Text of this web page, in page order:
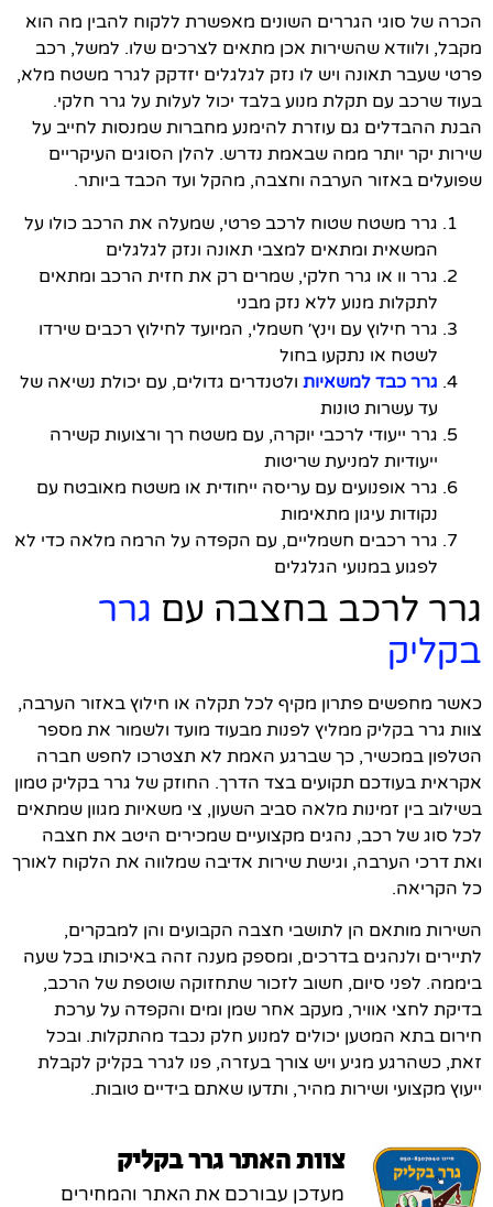
הכרה של סוגי הגררים השונים מאפשרת ללקוח להבין מה הוא
מקבל, ולוודא שהשירות אכן מתאים לצרכים שלו. למשל, רכב
פרטי שעבר תאונה ויש לו נזק לגלגלים יזדקק לגרר משטח מלא,
בעוד שרכב עם תקלת מנוע בלבד יכול לעלות על גרר חלקי.
הבנת ההבדלים גם עוזרת להימנע מחברות שמנסות לחייב על
שירות יקר יותר ממה שבאמת נדרש. להלן הסוגים העיקריים
שפועלים באזור הערבה וחצבה, מהקל ועד הכבד ביותר.
גרר משטח שטוח לרכב פרטי, שמעלה את הרכב כולו על
המשאית ומתאים למצבי תאונה ונזק לגלגלים
גרר וו או גרר חלקי, שמרים רק את חזית הרכב ומתאים
לתקלות מנוע ללא נזק מבני
גרר חילוץ עם וינץ׳ חשמלי, המיועד לחילוץ רכבים שירדו
לשטח או נתקעו בחול
גרר כבד למשאיות ולטנדרים גדולים, עם יכולת נשיאה של
עד עשרות טונות
גרר ייעודי לרכבי יוקרה, עם משטח רך ורצועות קשירה
ייעודיות למניעת שריטות
גרר אופנועים עם עריסה ייחודית או משטח מאובטח עם
נקודות עיגון מתאימות
גרר רכבים חשמליים, עם הקפדה על הרמה מלאה כדי לא
לפגוע במנועי הגלגלים
גרר לרכב בחצבה עם גרר
בקליק
כאשר מחפשים פתרון מקיף לכל תקלה או חילוץ באזור הערבה,
צוות גרר בקליק ממליץ לפנות מבעוד מועד ולשמור את מספר
הטלפון במכשיר, כך שברגע האמת לא תצטרכו לחפש חברה
אקראית בעודכם תקועים בצד הדרך. החוזק של גרר בקליק טמון
בשילוב בין זמינות מלאה סביב השעון, צי משאיות מגוון שמתאים
לכל סוג של רכב, נהגים מקצועיים שמכירים היטב את חצבה
ואת דרכי הערבה, וגישת שירות אדיבה שמלווה את הלקוח לאורך
כל הקריאה.
השירות מותאם הן לתושבי חצבה הקבועים והן למבקרים,
לתיירים ולנהגים בדרכים, ומספק מענה זהה באיכותו בכל שעה
ביממה. לפני סיום, חשוב לזכור שתחזוקה שוטפת של הרכב,
בדיקת לחצי אוויר, מעקב אחר שמן ומים והקפדה על ערכת
חירום בתא המטען יכולים למנוע חלק נכבד מהתקלות. ובכל
זאת, כשהרגע מגיע ויש צורך בעזרה, פנו לגרר בקליק לקבלת
ייעוץ מקצועי ושירות מהיר, ותדעו שאתם בידיים טובות.
צוות האתר גרר בקליק
מעדכן עבורכם את האתר והמחירים